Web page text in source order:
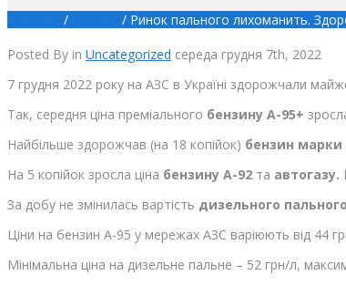
/ / Ринок пального лихоманить.
Posted By in Uncategorized середа грудня 7th, 2022
7 грудня 2022 року на АЗС в Україні здорожчали
Так, середня ціна преміального бензину А-95+
Найбільше здорожчав (на 18 копійок) бензин марки
На 5 копійок зросла ціна бензину А-92 та автогазу.
За добу не змінилась вартість дизельного пального
Ціни на бензин А-95 у мережах АЗС варіюють від 44
Мінімальна ціна на дизельне пальне – 52 грн/л,